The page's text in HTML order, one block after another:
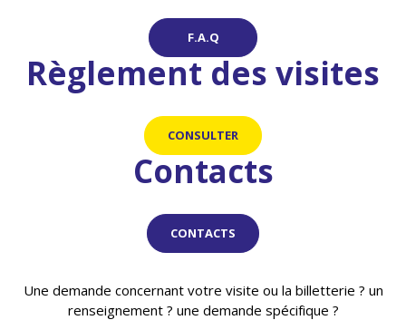
F.A.Q
Règlement des visites
CONSULTER
Contacts
CONTACTS
Une demande concernant votre visite ou la billetterie ? un
renseignement ? une demande spécifique ?